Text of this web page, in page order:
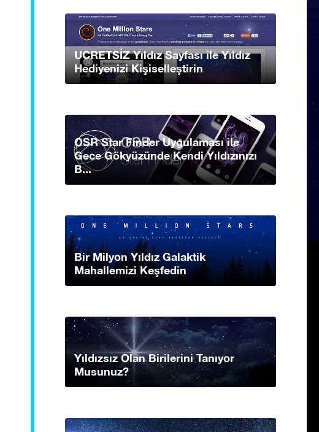
UCRETSİZ Yıldız Sayfası ile Yıldız
Hediyenizi Kişiselleştirin
OSR Star Finder Uygulaması ile
Gece Gökyüzünde Kendi Yıldızınızı
B...
Bir Milyon Yıldız Galaktik
Mahallemizi Keşfedin
Yıldızsız Olan Birilerini Tanıyor
Musunuz?